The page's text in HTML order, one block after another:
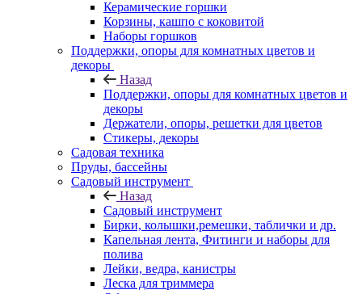
Керамические горшки
Корзины, кашпо с коковитой
Наборы горшков
Поддержки, опоры для комнатных цветов и
декоры
Назад
Поддержки, опоры для комнатных цветов и
декоры
Держатели, опоры, решетки для цветов
Стикеры, декоры
Садовая техника
Пруды, бассейны
Садовый инструмент
Назад
Садовый инструмент
Бирки, колышки,ремешки, таблички и др.
Капельная лента, Фитинги и наборы для
полива
Лейки, ведра, канистры
Леска для триммера